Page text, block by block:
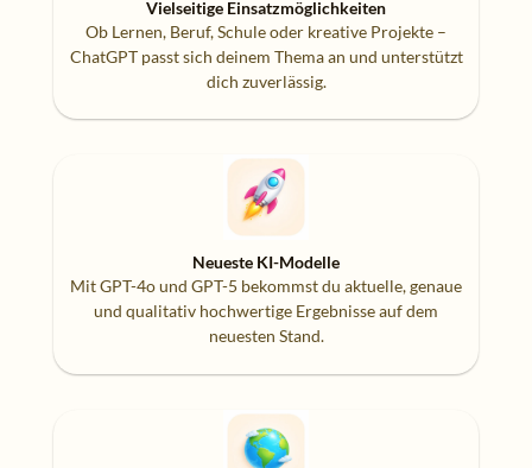
Vielseitige Einsatzmöglichkeiten
Ob Lernen, Beruf, Schule oder kreative Projekte –
ChatGPT passt sich deinem Thema an und unterstützt
dich zuverlässig.
Neueste KI-Modelle
Mit GPT-4o und GPT-5 bekommst du aktuelle, genaue
und qualitativ hochwertige Ergebnisse auf dem
neuesten Stand.